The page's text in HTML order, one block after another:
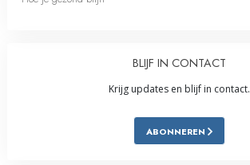
BLIJF IN CONTACT
Krijg updates en blijf in contact.
ABONNEREN